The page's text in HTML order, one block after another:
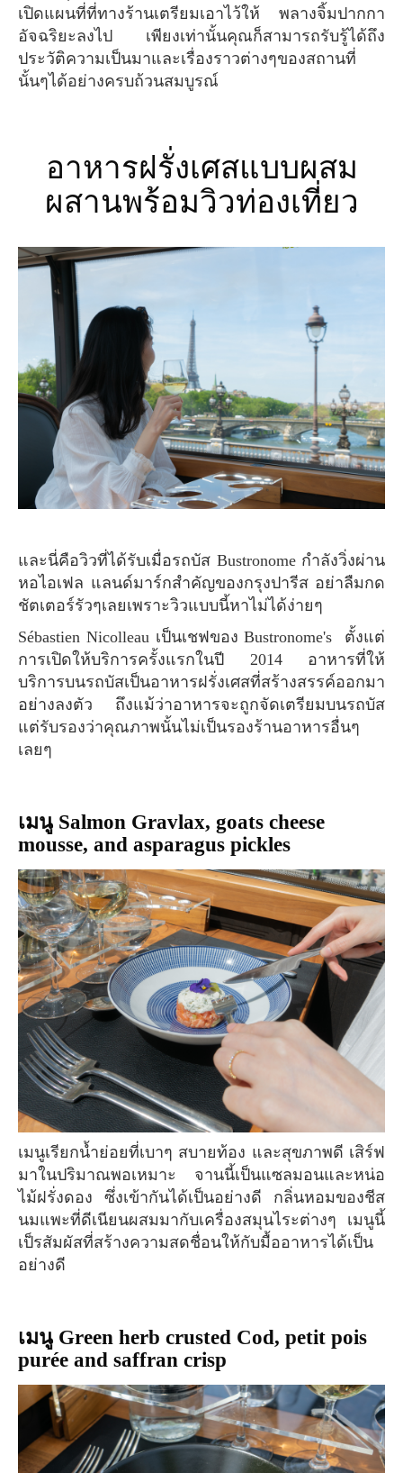
เปิดแผนที่ที่ทางร้านเตรียมเอาไว้ให้ พลางจิ้มปากกา
อัจฉริยะลงไป เพียงเท่านั้นคุณก็สามารถรับรู้ได้ถึง
ประวัติความเป็นมาและเรื่องราวต่างๆของสถานที่
นั้นๆได้อย่างครบถ้วนสมบูรณ์
อาหารฝรั่งเศสแบบผสม
ผสานพร้อมวิวท่องเที่ยว
และนี่คือวิวที่ได้รับเมื่อรถบัส Bustronome กำลังวิ่งผ่าน
หอไอเฟล แลนด์มาร์กสำคัญของกรุงปารีส อย่าลืมกด
ชัตเตอร์รัวๆเลยเพราะวิวแบบนี้หาไม่ได้ง่ายๆ
Sébastien Nicolleau เป็นเชฟของ Bustronome's ตั้งแต่
การเปิดให้บริการครั้งแรกในปี 2014 อาหารที่ให้
บริการบนรถบัสเป็นอาหารฝรั่งเศสที่สร้างสรรค์ออกมา
อย่างลงตัว ถึงแม้ว่าอาหารจะถูกจัดเตรียมบนรถบัส
แต่รับรองว่าคุณภาพนั้นไม่เป็นรองร้านอาหารอื่นๆ
เลยๆ
เมนู Salmon Gravlax, goats cheese
mousse, and asparagus pickles
เมนูเรียกน้ำย่อยที่เบาๆ สบายท้อง และสุขภาพดี เสิร์ฟ
มาในปริมาณพอเหมาะ จานนี้เป็นแซลมอนและหน่อ
ไม้ฝรั่งดอง ซึ่งเข้ากันได้เป็นอย่างดี กลิ่นหอมของชีส
นมแพะที่ดีเนียนผสมมากับเครื่องสมุนไระต่างๆ เมนูนี้
เป็รสัมผัสที่สร้างความสดชื่อนให้กับมื้ออาหารได้เป็น
อย่างดี
เมนู Green herb crusted Cod, petit pois
purée and saffran crisp